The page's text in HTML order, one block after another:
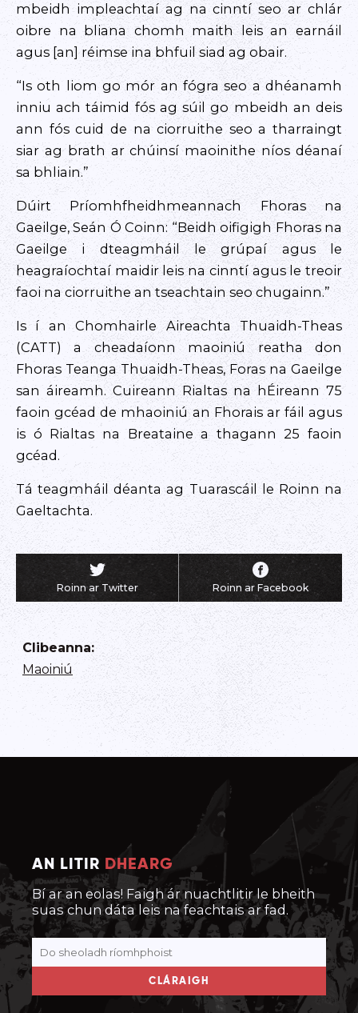
mbeidh impleachtaí ag na cinntí seo ar chlár
oibre na bliana chomh maith leis an earnáil
agus [an] réimse ina bhfuil siad ag obair.
“Is oth liom go mór an fógra seo a dhéanamh
inniu ach táimid fós ag súil go mbeidh an deis
ann fós cuid de na ciorruithe seo a tharraingt
siar ag brath ar chúinsí maoinithe níos déanaí
sa bhliain.”
Dúirt Príomhfheidhmeannach Fhoras na
Gaeilge, Seán Ó Coinn: “Beidh oifigigh Fhoras na
Gaeilge i dteagmháil le grúpaí agus le
heagraíochtaí maidir leis na cinntí agus le treoir
faoi na ciorruithe an tseachtain seo chugainn.”
Is í an Chomhairle Aireachta Thuaidh-Theas
(CATT) a cheadaíonn maoiniú reatha don
Fhoras Teanga Thuaidh-Theas, Foras na Gaeilge
san áireamh. Cuireann Rialtas na hÉireann 75
faoin gcéad de mhaoiniú an Fhorais ar fáil agus
is ó Rialtas na Breataine a thagann 25 faoin
gcéad.
Tá teagmháil déanta ag Tuarascáil le Roinn na
Gaeltachta.
Roinn ar Twitter Roinn ar Facebook
Clibeanna:
Maoiniú
AN LITIR DHEARG
Bí ar an eolas! Faigh ár nuachtlitir le bheith
suas chun dáta leis na feachtais ar fad.
CLÁRAIGH